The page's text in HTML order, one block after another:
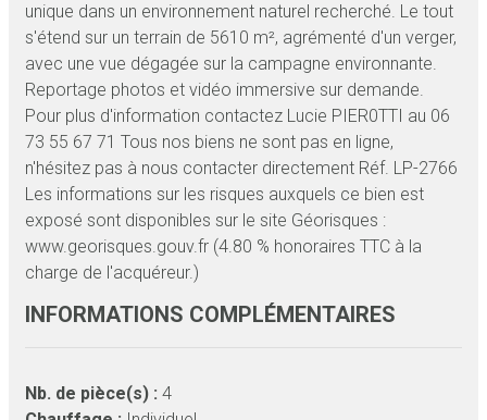
unique dans un environnement naturel recherché. Le tout
s'étend sur un terrain de 5610 m², agrémenté d'un verger,
avec une vue dégagée sur la campagne environnante.
Reportage photos et vidéo immersive sur demande.
Pour plus d'information contactez Lucie PIER0TTI au 06
73 55 67 71 Tous nos biens ne sont pas en ligne,
n'hésitez pas à nous contacter directement Réf. LP-2766
Les informations sur les risques auxquels ce bien est
exposé sont disponibles sur le site Géorisques :
www.georisques.gouv.fr (4.80 % honoraires TTC à la
charge de l'acquéreur.)
INFORMATIONS COMPLÉMENTAIRES
Nb. de pièce(s) : 4